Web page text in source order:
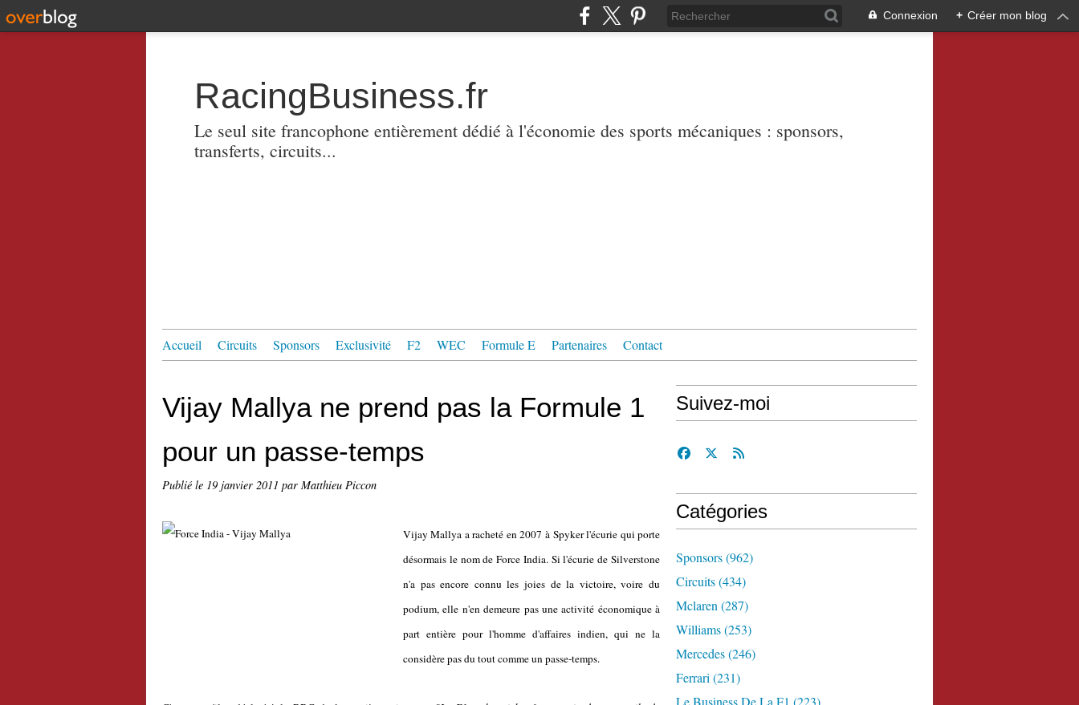
Connexion + Créer mon blog
RacingBusiness.fr
Le seul site francophone entièrement dédié à l'économie des sports mécaniques : sponsors,
transferts, circuits...
Accueil Circuits Sponsors Exclusivité F2 WEC Formule E Partenaires Contact
Vijay Mallya ne prend pas la Formule 1
pour un passe-temps
Publié le 19 janvier 2011 par Matthieu Piccon
Vijay Mallya a racheté en 2007 à Spyker l'écurie qui porte
désormais le nom de Force India. Si l'écurie de Silverstone
n'a pas encore connu les joies de la victoire, voire du
podium, elle n'en demeure pas une activité économique à
part entière pour l'homme d'affaires indien, qui ne la
considère pas du tout comme un passe-temps.
Suivez-moi
Catégories
Sponsors(962)
Circuits(434)
Mclaren (287)
Williams(253)
Mercedes(246)
Ferrari (231)
Le Business De La F1 (223)